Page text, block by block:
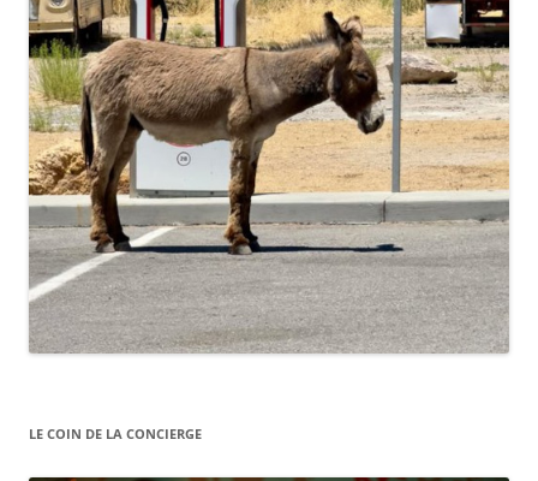
LE COIN DE LA CONCIERGE